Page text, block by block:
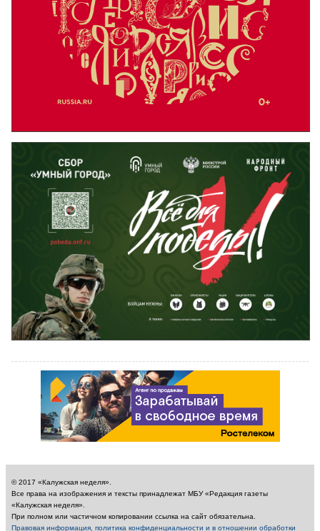
© 2017 «Калужская неделя».
Все права на изображения и тексты принадлежат МБУ «Редакция газеты
«Калужская неделя».
При полном или частичном копировании ссылка на сайт обязательна.
Правовая информация, политика конфиденциальности и в отношении обработки